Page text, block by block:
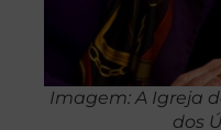
Imagem: A Igreja
dos